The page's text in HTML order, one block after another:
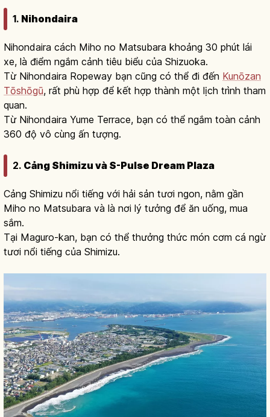
1. Nihondaira
Nihondaira cách Miho no Matsubara khoảng 30 phút lái
xe, là điểm ngắm cảnh tiêu biểu của Shizuoka.
Từ Nihondaira Ropeway bạn cũng có thể đi đến Kunōzan
Tōshōgū, rất phù hợp để kết hợp thành một lịch trình tham
quan.
Từ Nihondaira Yume Terrace, bạn có thể ngắm toàn cảnh
360 độ vô cùng ấn tượng.
2. Cảng Shimizu và S-Pulse Dream Plaza
Cảng Shimizu nổi tiếng với hải sản tươi ngon, nằm gần
Miho no Matsubara và là nơi lý tưởng để ăn uống, mua
sắm.
Tại Maguro-kan, bạn có thể thưởng thức món cơm cá ngừ
tươi nổi tiếng của Shimizu.